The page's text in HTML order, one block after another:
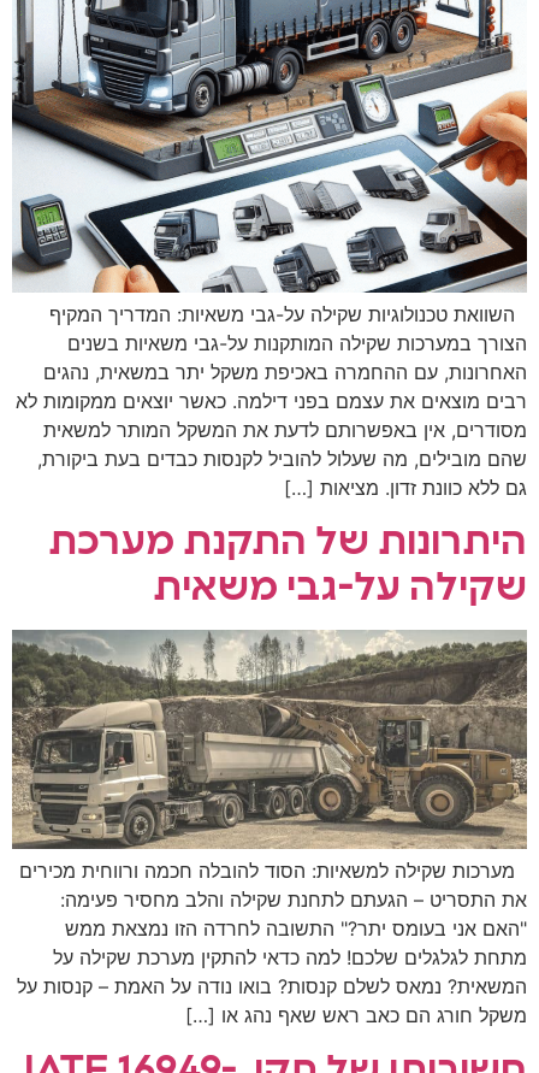
השוואת טכנולוגיות שקילה על-גבי משאיות: המדריך המקיף
הצורך במערכות שקילה המותקנות על-גבי משאיות בשנים
האחרונות, עם ההחמרה באכיפת משקל יתר במשאית, נהגים
רבים מוצאים את עצמם בפני דילמה. כאשר יוצאים ממקומות לא
מסודרים, אין באפשרותם לדעת את המשקל המותר למשאית
שהם מובילים, מה שעלול להוביל לקנסות כבדים בעת ביקורת,
גם ללא כוונת זדון. מציאות […]
היתרונות של התקנת מערכת
שקילה על-גבי משאית
מערכות שקילה למשאיות: הסוד להובלה חכמה ורווחית מכירים
את התסריט – הגעתם לתחנת שקילה והלב מחסיר פעימה:
"האם אני בעומס יתר?" התשובה לחרדה הזו נמצאת ממש
מתחת לגלגלים שלכם! למה כדאי להתקין מערכת שקילה על
המשאית? נמאס לשלם קנסות? בואו נודה על האמת – קנסות על
משקל חורג הם כאב ראש שאף נהג או […]